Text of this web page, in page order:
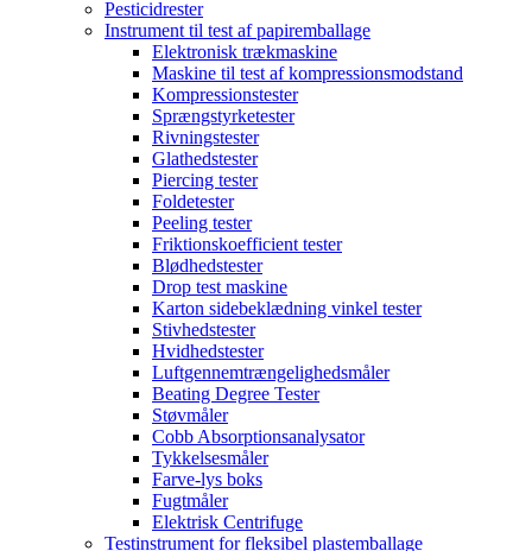
Pesticidrester
Instrument til test af papiremballage
Elektronisk trækmaskine
Maskine til test af kompressionsmodstand
Kompressionstester
Sprængstyrketester
Rivningstester
Glathedstester
Piercing tester
Foldetester
Peeling tester
Friktionskoefficient tester
Blødhedstester
Drop test maskine
Karton sidebeklædning vinkel tester
Stivhedstester
Hvidhedstester
Luftgennemtrængelighedsmåler
Beating Degree Tester
Støvmåler
Cobb Absorptionsanalysator
Tykkelsesmåler
Farve-lys boks
Fugtmåler
Elektrisk Centrifuge
Testinstrument for fleksibel plastemballage